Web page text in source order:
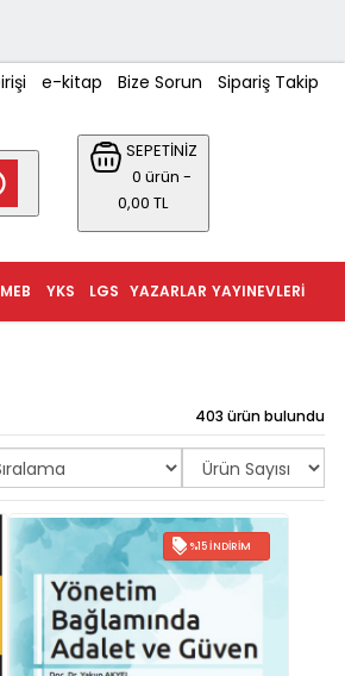
e-kitap Bize Sorun Sipariş Takip
SEPETİNİZ
0 ürün -
0,00 TL
YAYINEVLERI
YAZARLAR
LGS
YKS
MEB
403 ürün bulundu
%15 İNDIRIM